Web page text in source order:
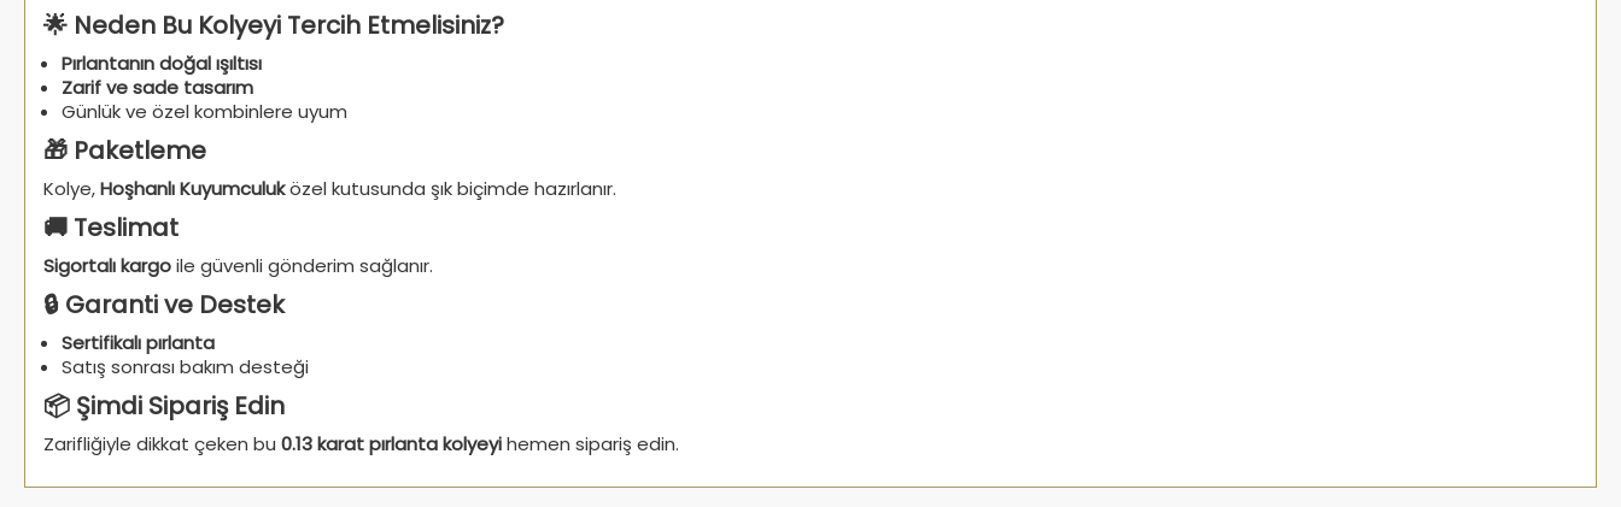
🌟 Neden Bu Kolyeyi Tercih Etmelisiniz?
Pırlantanın doğal ışıltısı
Zarif ve sade tasarım
Günlük ve özel kombinlere uyum
🎁 Paketleme
Kolye,Hoşhanlı Kuyumculuközel kutusunda şık biçimde hazırlanır.
🚚 Teslimat
Sigortalı kargoile güvenli gönderim sağlanır.
🔒 Garanti ve Destek
Sertifikalı pırlanta
Satış sonrası bakım desteği
📦 Şimdi Sipariş Edin
Zarifliğiyle dikkat çeken bu 0.13 karat pırlanta kolyeyihemen sipariş edin.